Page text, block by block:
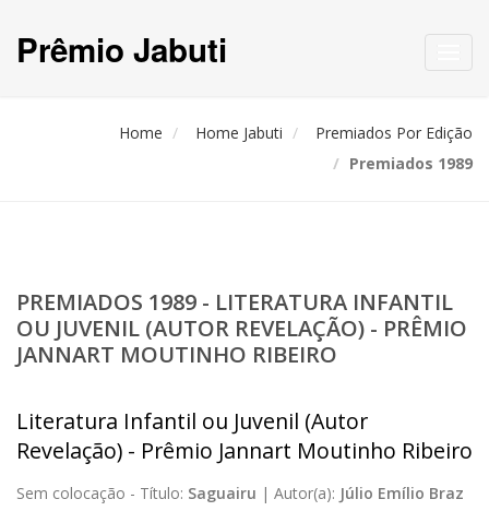
Prêmio Jabuti
Home Home Jabuti
Premiados Por Edição
Premiados 1989
PREMIADOS 1989 - LITERATURA INFANTIL
OU JUVENIL (AUTOR REVELAÇÃO) - PRÊMIO
JANNART MOUTINHO RIBEIRO
Literatura Infantil ou Juvenil (Autor
Revelação) - Prêmio Jannart Moutinho Ribeiro
Sem colocação - Título: Saguairu | Autor(a): Júlio Emílio Braz